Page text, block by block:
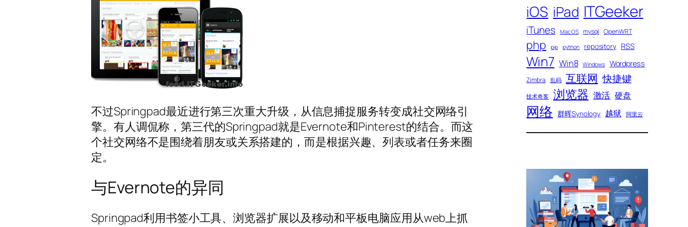
不过Springpad最近进行第三次重大升级，从信息捕捉服务转变成社交网络引
擎。有人调侃称，第三代的Springpad就是Evernote和Pinterest的结合。而这
个社交网络不是围绕着朋友或关系搭建的，而是根据兴趣、列表或者任务来圈
定。
与Evernote的异同
Springpad利用书签小工具、浏览器扩展以及移动和平板电脑应用从web上抓
iOS iPad ITGeeker
iTunes Mac OS mysql OpenWRT
php pip python repository RSS
Win7 Win8 Windows Wordpress
Zimbra 乱码 互联网 快捷键
技术奇客 浏览器 激活 硬盘
网络 群晖Synology 越狱 阿里云